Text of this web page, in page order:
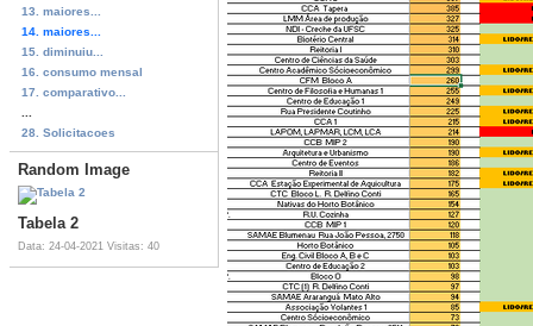
13. maiores...
14. maiores...
15. diminuiu...
16. consumo mensal
17. comparativo...
28. Solicitacoes
Random Image
Tabela 2
Data: 24-04-2021 Visitas: 40